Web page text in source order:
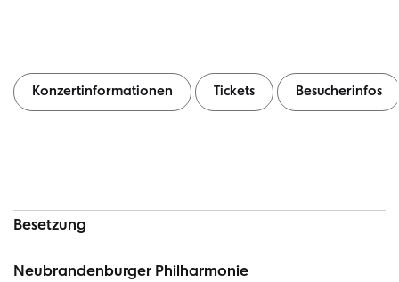
Konzertinformationen Tickets Besucherinfos
Besetzung
Neubrandenburger Philharmonie